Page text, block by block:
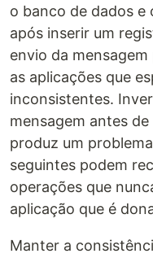
o banco de dados e
após inserir um
envio da
as aplicações que
inconsistentes.
mensagem antes
produz um
seguintes podem
operações que
aplicação que é
Manter a